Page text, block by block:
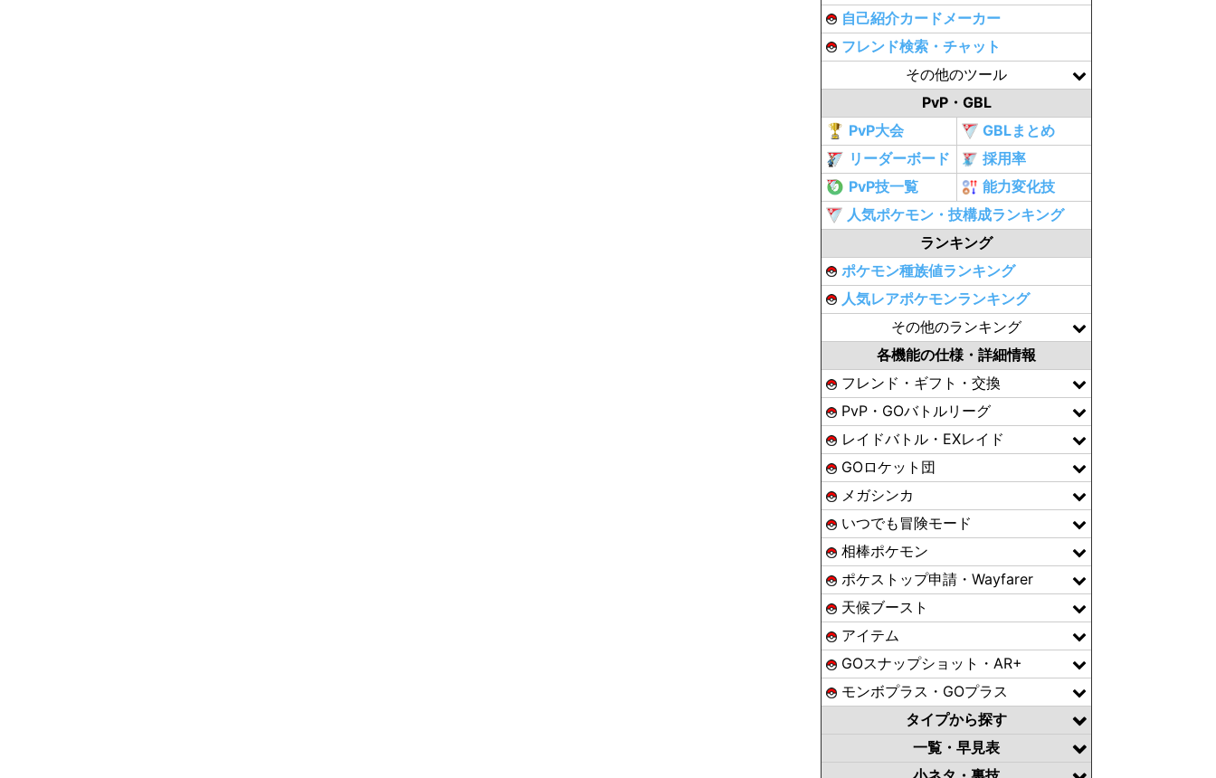
自己紹介カードメーカー
フレンド検索・チャット
その他のツール
PvP・GBL
PvP大会
GBLまとめ
リーダーボード
採用率
PvP技一覧
能力変化技
人気ポケモン・技構成ランキング
ランキング
ポケモン種族値ランキング
人気レアポケモンランキング
その他のランキング
各機能の仕様・詳細情報
フレンド・ギフト・交換
PvP・GOバトルリーグ
レイドバトル・EXレイド
GOロケット団
メガシンカ
いつでも冒険モード
相棒ポケモン
ポケストップ申請・Wayfarer
天候ブースト
アイテム
GOスナップショット・AR+
モンボプラス・GOプラス
タイプから探す
一覧・早見表